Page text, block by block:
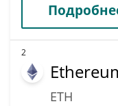
2
ETH